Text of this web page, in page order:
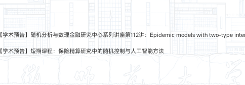
【学术预告】随机分析与数理金融研究中心系列讲座第112讲：Epidemic models with two-type
【学术预告】短期课程：保险精算研究中的随机控制与人工智能方法